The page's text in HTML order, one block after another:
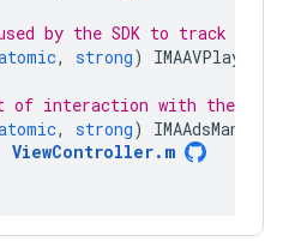
by the SDK to track
, strong)
interaction with the
, strong)
IMAAdsManager
ViewController. m